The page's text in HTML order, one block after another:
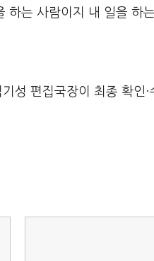
는 사람이지 내 일을 하
성 편집국장이 최종 확인·